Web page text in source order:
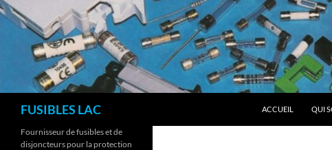
Aller
au
contenu
FUSIBLES LAC ACCUEIL QUI
Fournisseur de fusibles et de
disjoncteurs pour la protection